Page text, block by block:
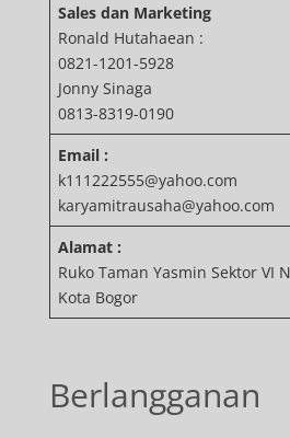
Sales dan Marketing
Ronald Hutahaean :
0821-1201-5928
Jonny Sinaga
0813-8319-0190
Email :
k111222555@yahoo.com
karyamitrausaha@yahoo.com
Alamat :
Ruko Taman Yasmin Sektor VI
Kota Bogor
Berlangganan